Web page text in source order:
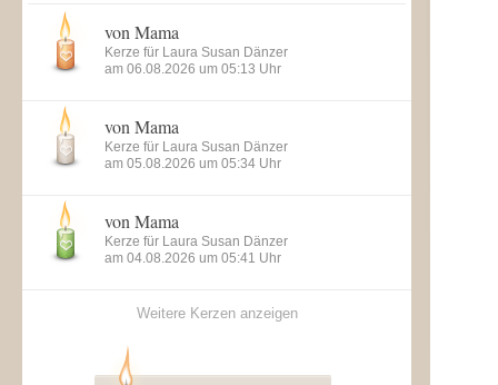
von Mama
Kerze für Laura Susan Dänzer
am 06.08.2026 um 05:13 Uhr
von Mama
Kerze für Laura Susan Dänzer
am 05.08.2026 um 05:34 Uhr
von Mama
Kerze für Laura Susan Dänzer
am 04.08.2026 um 05:41 Uhr
Weitere Kerzen anzeigen